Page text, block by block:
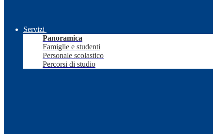
Servizi
Panoramica
Famiglie e studenti
Personale scolastico
Percorsi di studio